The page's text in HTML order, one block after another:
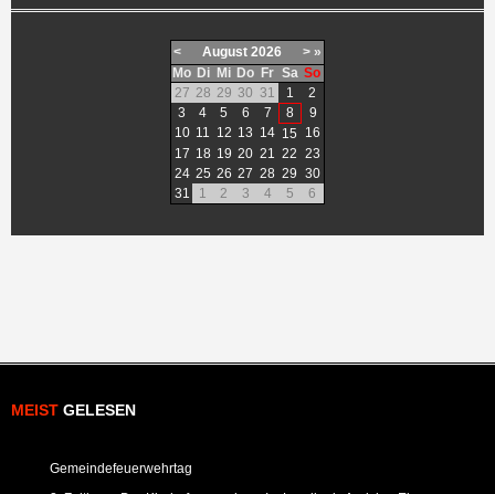
< August 2026 > »
Mo Di Mi Do Fr Sa So
27 28 29 30 31 1
2
3
4 5 6 7 8
9
10 11 12 13 14 15
16
17 18 19 20 21 22 23
24 25 26 27 28 29 30
31
1 2 3 4 5 6
MEIST GELESEN
Gemeindefeuerwehrtag